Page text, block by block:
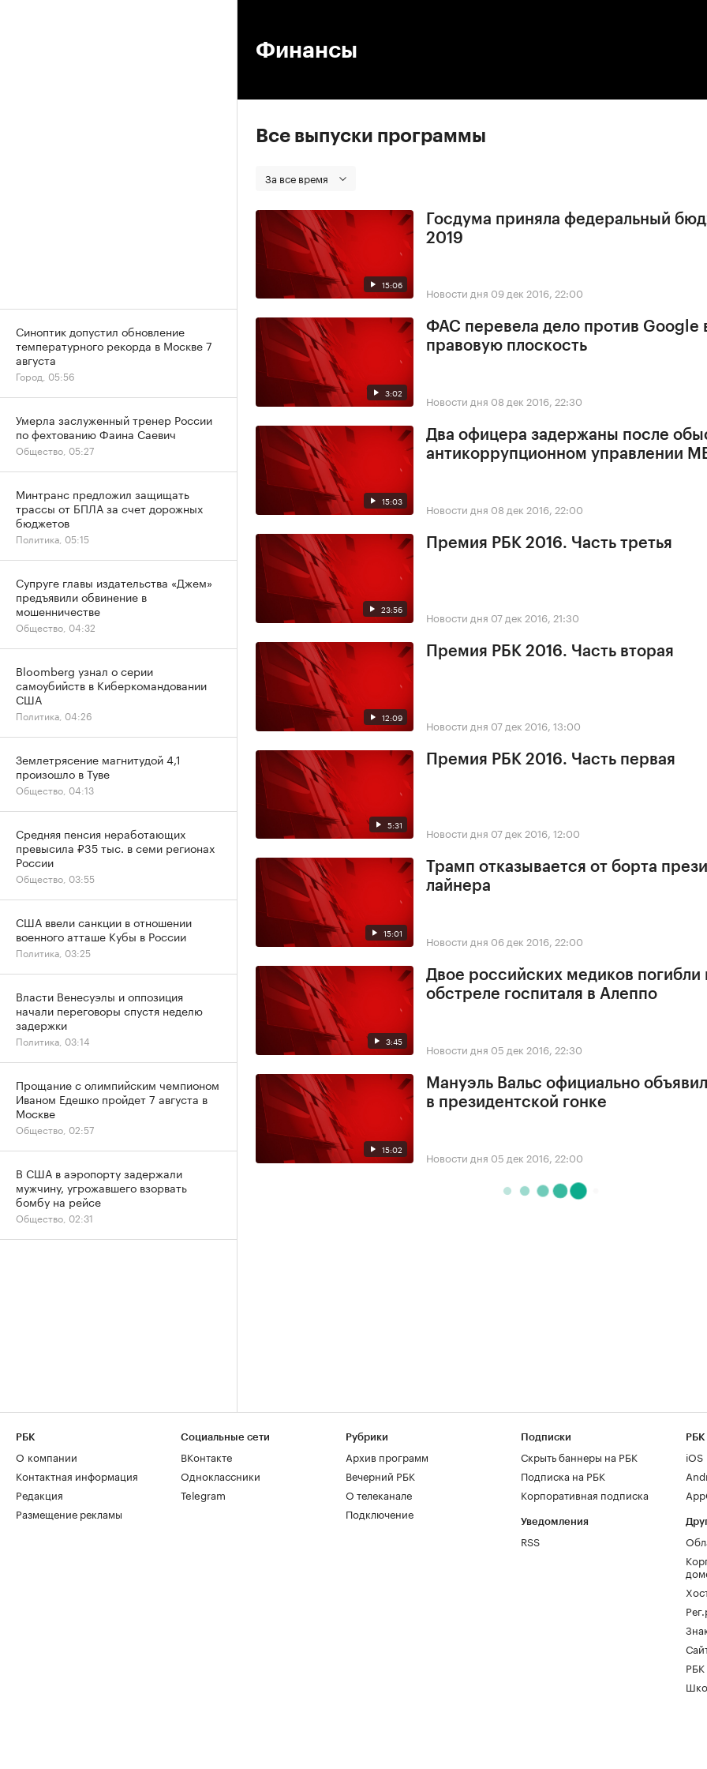
Финансы
Все выпуски программы
За все время
15:06
Госдума приняла федеральный
2019
Новости дня 09 дек 2016, 22:00
3:02
ФАС перевела дело против Google
правовую плоскость
Новости дня 08 дек 2016, 22:30
15:03
Два офицера задержаны после
антикоррупционном управлении
Новости дня 08 дек 2016, 22:00
23:56
Премия РБК 2016. Часть третья
Новости дня 07 дек 2016, 21:30
12:09
Премия РБК 2016. Часть вторая
Новости дня 07 дек 2016, 13:00
5:31
Премия РБК 2016. Часть первая
Новости дня 07 дек 2016, 12:00
15:01
Трамп отказывается от борта
лайнера
Новости дня 06 дек 2016, 22:00
3:45
Двое российских медиков погибли
обстреле госпиталя в Алеппо
Новости дня 05 дек 2016, 22:30
15:02
Мануэль Вальс официально
в президентской гонке
Новости дня 05 дек 2016, 22:00
Синоптик допустил обновление
температурного рекорда в Москве 7
августа
Город, 05:56
Умерла заслуженный тренер России
по фехтованию Фаина Саевич
Общество, 05:27
Минтранс предложил защищать
трассы от БПЛА за счет дорожных
бюджетов
Политика, 05:15
Супруге главы издательства «Джем»
предъявили обвинение в
мошенничестве
Общество, 04:32
Bloomberg узнал о серии
самоубийств в Киберкомандовании
США
Политика, 04:26
Землетрясение магнитудой 4,1
произошло в Туве
Общество, 04:13
Средняя пенсия неработающих
превысила ₽35 тыс. в семи регионах
России
Общество, 03:55
США ввели санкции в отношении
военного атташе Кубы в России
Политика, 03:25
Власти Венесуэлы и оппозиция
начали переговоры спустя неделю
задержки
Политика, 03:14
Прощание с олимпийским чемпионом
Иваном Едешко пройдет 7 августа в
Москве
Общество, 02:57
В США в аэропорту задержали
мужчину, угрожавшего взорвать
бомбу на рейсе
Общество, 02:31
РБК
О компании
Контактная информация
Редакция
Размещение рекламы
Социальные сети
ВКонтакте
Одноклассники
Telegram
Рубрики
Архив программ
Вечерний РБК
О телеканале
Подключение
Подписки
Скрыть баннеры на РБК
Подписка на РБК
Корпоративная подписка
Уведомления
RSS
РБК
iOS